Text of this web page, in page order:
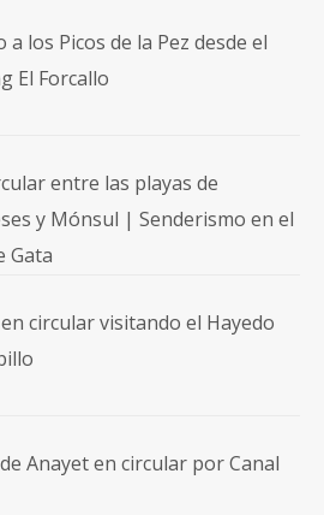
a los Picos de la Pez desde el
El Forcallo
entre las playas de
y Mónsul | Senderismo en el
Gata
circular visitando el Hayedo
Anayet en circular por Canal